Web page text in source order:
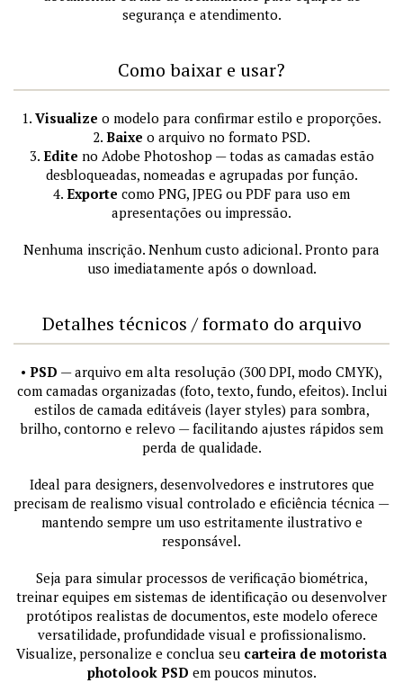
segurança e atendimento.
Como baixar e usar?
1. Visualize o modelo para confirmar estilo e proporções.
2. Baixe o arquivo no formato PSD.
3. Edite no Adobe Photoshop — todas as camadas estão
desbloqueadas, nomeadas e agrupadas por função.
4. Exporte como PNG, JPEG ou PDF para uso em
apresentações ou impressão.
Nenhuma inscrição. Nenhum custo adicional. Pronto para
uso imediatamente após o download.
Detalhes técnicos / formato do arquivo
• PSD — arquivo em alta resolução (300 DPI, modo CMYK),
com camadas organizadas (foto, texto, fundo, efeitos). Inclui
estilos de camada editáveis (layer styles) para sombra,
brilho, contorno e relevo — facilitando ajustes rápidos sem
perda de qualidade.
Ideal para designers, desenvolvedores e instrutores que
precisam de realismo visual controlado e eficiência técnica —
mantendo sempre um uso estritamente ilustrativo e
responsável.
Seja para simular processos de verificação biométrica,
treinar equipes em sistemas de identificação ou desenvolver
protótipos realistas de documentos, este modelo oferece
versatilidade, profundidade visual e profissionalismo.
Visualize, personalize e conclua seu carteira de motorista
photolook PSD em poucos minutos.